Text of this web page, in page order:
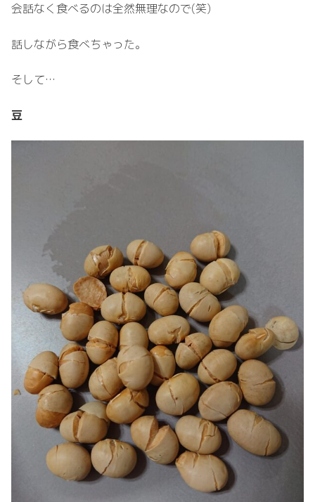
会話なく食べるのは全然無理なので(笑)
話しながら食べちゃった。
そして…
豆